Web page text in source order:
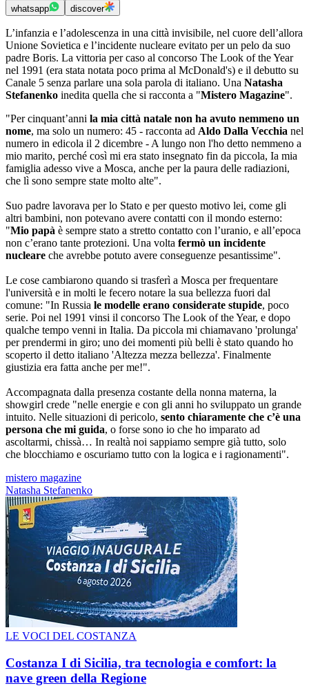
whatsapp discover
L’infanzia e l’adolescenza in una città invisibile, nel cuore dell’allora
Unione Sovietica e l’incidente nucleare evitato per un pelo da suo
padre Boris. La vittoria per caso al concorso The Look of the Year
nel 1991 (era stata notata poco prima al McDonald's) e il debutto su
Canale 5 senza parlare una sola parola di italiano. Una Natasha
Stefanenko inedita quella che si racconta a "Mistero Magazine".
"Per cinquant’anni la mia città natale non ha avuto nemmeno un
nome, ma solo un numero: 45 - racconta ad Aldo Dalla Vecchia nel
numero in edicola il 2 dicembre - A lungo non l'ho detto nemmeno a
mio marito, perché così mi era stato insegnato fin da piccola, Ia mia
famiglia adesso vive a Mosca, anche per la paura delle radiazioni,
che lì sono sempre state molto alte".
Suo padre lavorava per lo Stato e per questo motivo lei, come gli
altri bambini, non potevano avere contatti con il mondo esterno:
"Mio papà è sempre stato a stretto contatto con l’uranio, e all’epoca
non c’erano tante protezioni. Una volta fermò un incidente
nucleare che avrebbe potuto avere conseguenze pesantissime".
Le cose cambiarono quando si trasferì a Mosca per frequentare
l'università e in molti le fecero notare la sua bellezza fuori dal
comune: "In Russia le modelle erano considerate stupide, poco
serie. Poi nel 1991 vinsi il concorso The Look of the Year, e dopo
qualche tempo venni in Italia. Da piccola mi chiamavano 'prolunga'
per prendermi in giro; uno dei momenti più belli è stato quando ho
scoperto il detto italiano 'Altezza mezza bellezza'. Finalmente
giustizia era fatta anche per me!".
Accompagnata dalla presenza costante della nonna materna, la
showgirl crede "nelle energie e con gli anni ho sviluppato un grande
intuito. Nelle situazioni di pericolo, sento chiaramente che c’è una
persona che mi guida, o forse sono io che ho imparato ad
ascoltarmi, chissà… In realtà noi sappiamo sempre già tutto, solo
che blocchiamo e oscuriamo tutto con la logica e i ragionamenti".
mistero magazine
Natasha Stefanenko
LE VOCI DEL COSTANZA
Costanza I di Sicilia, tra tecnologia e comfort: la
nave green della Regione